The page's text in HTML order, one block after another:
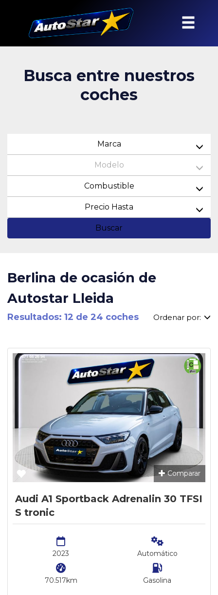
Busca entre nuestros
coches
Marca
Modelo
Combustible
Precio Hasta
Buscar
Berlina de ocasión de
Autostar Lleida
Resultados: 12 de 24 coches Ordenar por:
Comparar
Audi A1 Sportback Adrenalin 30 TFSI
S tronic
2023
70.517km
Automático
Gasolina